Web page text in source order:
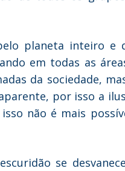
planeta inteiro e
em todas as
da sociedade,
por isso a
não é mais
se